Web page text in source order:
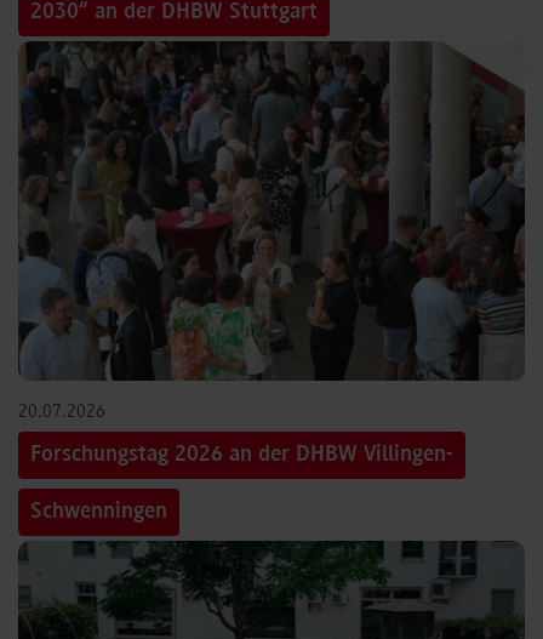
2030“ an der DHBW Stuttgart
20.07.2026
Forschungstag 2026 an der DHBW Villingen-
Schwenningen